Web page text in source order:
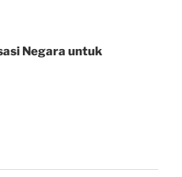
Negara untuk